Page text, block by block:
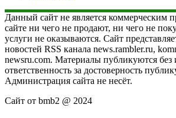
Данный сайт не является коммерческим
сайте ни чего не продают, ни чего не
услуги не оказываются. Сайт
новостей RSS канала news.rambler.ru,
newsru.com. Материалы публикуются без
ответственность за достоверность
Администрация сайта не несёт.
Сайт от bmb2 @ 2024